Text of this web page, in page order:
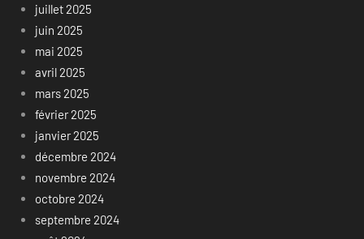
juillet 2025
juin 2025
mai 2025
avril 2025
mars 2025
février 2025
janvier 2025
décembre 2024
novembre 2024
octobre 2024
septembre 2024